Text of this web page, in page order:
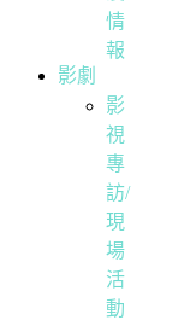
情
報
影劇
影
視
專
訪/
現
場
活
動